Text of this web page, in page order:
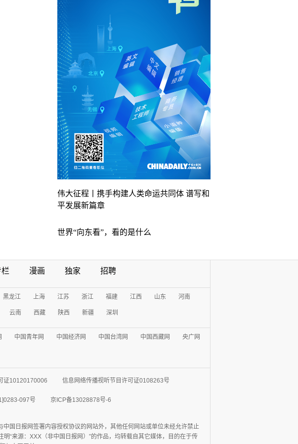
伟大征程丨携手构建人类命运共同体 谱写和
平发展新篇章
世界“向东看”，看的是什么
漫画 独家 招聘
黑龙江 上海 江苏 浙江 福建 江西 山东 河南
云南 西藏 陕西 新疆 深圳
中国青年网 中国经济网 中国台湾网 中国西藏网 央广网
证10120170006 信息网络传播视听节目许可证0108263号
097号 京ICP备13028878号-6
国日报网签署内容授权协议的网站外，其他任何网站或单位未经允许禁止
“来源：XXX（非中国日报网）”的作品，均转载自其它媒体，目的在于传